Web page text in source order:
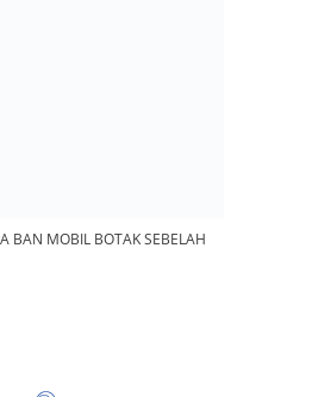
BAN MOBIL BOTAK SEBELAH